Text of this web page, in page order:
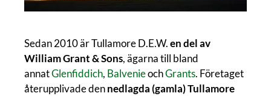
Sedan 2010 är Tullamore D.E.W.en del av
William Grant & Sons, ägarna till bland
annatGlenfiddich, BalvenieochGrants. Företaget
återupplivade dennedlagda (gamla) Tullamore